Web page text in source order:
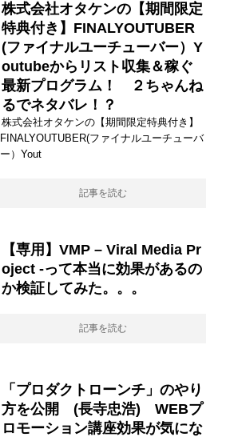
株式会社オタケンの【期間限定
特典付き】FINALYOUTUBER
(ファイナルユーチューバー）Y
outubeからリスト収集＆稼ぐ
最新プログラム！ ２ちゃんね
るでネタバレ！？
株式会社オタケンの【期間限定特典付き】
FINALYOUTUBER(ファイナルユーチューバ
ー）Yout
記事を読む
【専用】VMP – Viral Media Pr
oject -って本当に効果があるの
か検証してみた。。。
記事を読む
「プロダクトローンチ」のやり
方を公開 (長寺忠浩) WEBプ
ロモーション講座効果が気にな